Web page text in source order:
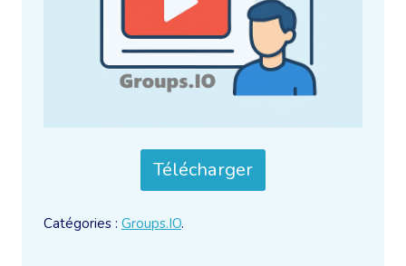
Télécharger
Catégories : Groups.IO.